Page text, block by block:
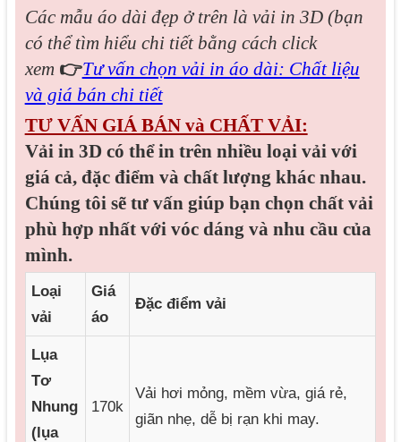
Các mẫu áo dài đẹp ở trên là vải in 3D (bạn
có thể tìm hiểu chi tiết bằng cách click
xem 👉Tư vấn chọn vải in áo dài: Chất liệu
và giá bán chi tiết
TƯ VẤN GIÁ BÁN và CHẤT VẢI:
Vải in 3D có thể in trên nhiều loại vải với
giá cả, đặc điểm và chất lượng khác nhau.
Chúng tôi sẽ tư vấn giúp bạn chọn chất vải
phù hợp nhất với vóc dáng và nhu cầu của
mình.
Loại
vải
Giá
áo
Đặc điểm vải
Lụa
Tơ
Nhung
(lụa
170k
Vải hơi mỏng, mềm vừa, giá rẻ,
giãn nhẹ, dễ bị rạn khi may.